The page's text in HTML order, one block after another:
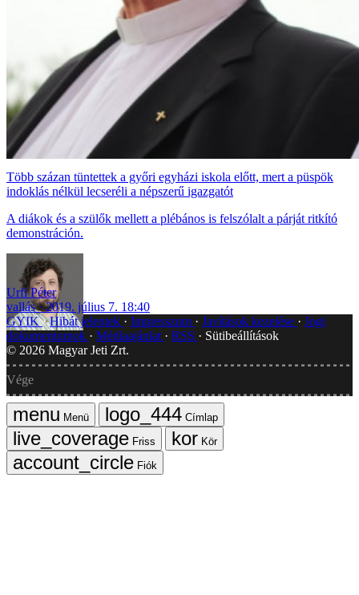
Több százan tüntettek a győri egyházi iskola előtt, mert a püspök
indoklás nélkül lecseréli a népszerű igazgatót
A diákok és a szülők mellett a plébános is felszólalt a párját ritkító
demonstráción.
Urfi Péter
vallás
2019. július 7. 18:40
GYIK Hibát jelentek Impresszum Javítások kezelése
Jogi
dokumentumok
Médiaajánlat RSS
Sütibeállítások
© 2026 Magyar Jeti Zrt.
Vége
Menü
Címlap
Friss
Kör
Fiók